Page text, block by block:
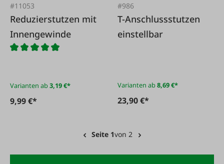
#11053
Reduzierstutzen mit
Innengewinde
Varianten ab3,19 €*
9,99 €*
#986
T-Anschlussstutzen
einstellbar
Varianten ab8,69 €*
23,90 €*
Seite 1von 2